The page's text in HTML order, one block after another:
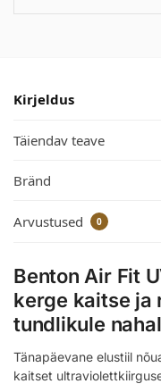
Kirjeldus
Täiendav teave
Bränd
Arvustused 0
Benton Air Fit
kerge kaitse ja
tundlikule
Tänapäevane elustiil
kaitset